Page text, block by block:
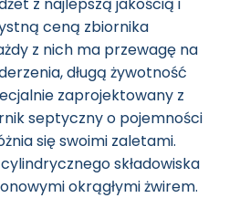
ceną zbiornika
z nich ma przewagę na
długą żywotność
zaprojektowany z
septyczny o pojemności
się swoimi zaletami.
składowiska
okrągłymi żwirem.